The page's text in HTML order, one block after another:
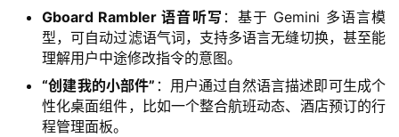
Gboard Rambler 语音听写 ：基于 Gemini 多语言模
型，可自动过滤语气词，支持多语言无缝切换，甚至能
理解用户中途修改指令的意图。
“创建我的小部件” ：用户通过自然语言描述即可生成个
性化桌面组件，比如一个整合航班动态、酒店预订的行
程管理面板。